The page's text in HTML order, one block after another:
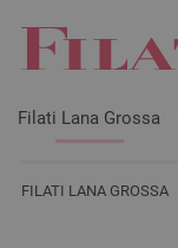
Filati Lana Grossa
FILATI LANA GROSSA